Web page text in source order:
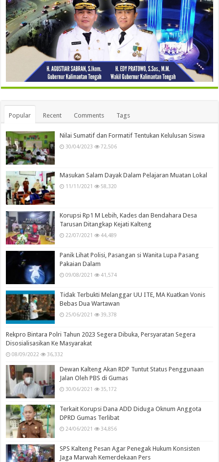
Popular Recent Comments Tags
Nilai Sumatif dan Formatif Tentukan Kelulusan Siswa
30/04/2023 72,506
Masukan Salam Dayak Dalam Pelajaran Muatan Lokal
11/11/2021 58,320
Korupsi Rp1 M Lebih, Kades dan Bendahara Desa
Tarusan Ditangkap Kejati Kalteng
22/07/2021 44,489
Panik Lihat Polisi, Pasangan si Wanita Lupa Pasang
Pakaian Dalam
09/08/2021 41,574
Tidak Terbukti Melanggar UU ITE, MA Kuatkan Vonis
Bebas Dua Wartawan
25/06/2021 39,378
Rekpro Bintara Polri Tahun 2023 Segera Dibuka, Persyaratan Segera
Disosialisasikan Ke Masyarakat
08/09/2022 36,332
Dewan Kalteng Akan RDP Tuntut Status Penggunaan
Jalan Oleh PBS di Gumas
30/06/2021 35,172
Terkait Korupsi Dana ADD Diduga Oknum Anggota
DPRD Gumas Terlibat
24/06/2021 34,856
SPS Kalteng Pesan Agar Penegak Hukum Konsisten
Jaga Marwah Kemerdekaan Pers